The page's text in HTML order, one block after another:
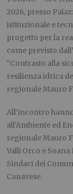
2026, presso
istituzionale e
progetto per la
come previsto
“Contrasto alla
resilienza idrica
regionale Mauro
All’incontro
all’Ambiente ed
regionale Mauro
Valli Orco e
Sindaci dei
Canavese.